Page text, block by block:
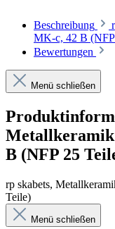
Beschreibung
MK-c, 42 B
Bewertungen
Menü schließen
B (NFP 25
rp skabets,
Teile)
Menü schließen